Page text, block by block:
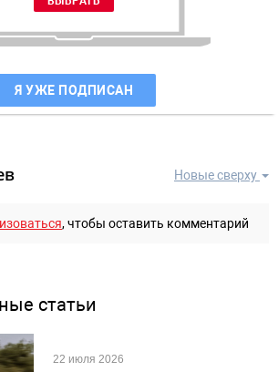
Я УЖЕ ПОДПИСАН
Новые сверху
, чтобы оставить комментарий
статьи
22 июля 2026